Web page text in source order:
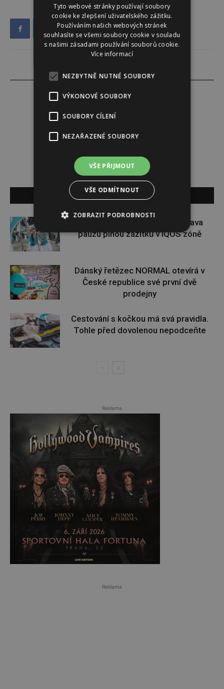
SOUVISEJÍCÍ ČLÁNKY
Dopřejte si na Colours of Ostrava
pauzu plnou zážitků v IQOS zóně
Dánský řetězec NORMAL otevírá v
České republice své první dvě
prodejny
Cestování s kočkou má svá pravidla.
Tohle před dovolenou nepodceňte
Reklama
Reklama
Tyto webové stránky používají soubory
cookie ke zlepšení uživatelského zážitku.
Používáním našich webových stránek
souhlasíte se všemi soubory cookie v souladu
s našimi zásadami používání souborů cookie.
Více informací
NEZBYTNĚ NUTNÉ SOUBORY
VÝKONOVÉ SOUBORY
SOUBORY CÍLENÍ
NEZAŘAZENÉ SOUBORY
VŠE PŘIJMOUT
VŠE ODMÍTNOUT
ZOBRAZIT PODROBNOSTI